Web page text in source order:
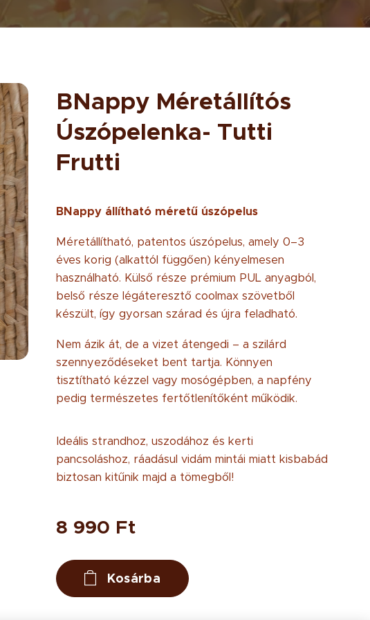
BNappy Méretállítós
Úszópelenka- Tutti
Frutti
BNappy állítható méretű úszópelus
Méretállítható, patentos úszópelus, amely 0–3
éves korig (alkattól függően) kényelmesen
használható. Külső része prémium PUL anyagból,
belső része légáteresztő coolmax szövetből
készült, így gyorsan szárad és újra feladható.
Nem ázik át, de a vizet átengedi – a szilárd
szennyeződéseket bent tartja. Könnyen
tisztítható kézzel vagy mosógépben, a napfény
pedig természetes fertőtlenítőként működik.
Ideális strandhoz, uszodához és kerti
pancsoláshoz, ráadásul vidám mintái miatt kisbabád
biztosan kitűnik majd a tömegből!
8 990 Ft
Kosárba